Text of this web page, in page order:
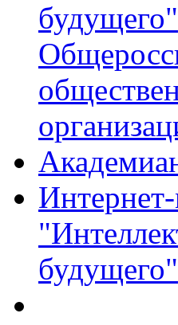
будущего"
будущего"